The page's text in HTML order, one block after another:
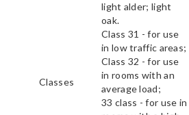
light alder; light
oak.
Classes
Class 31 - for use
in low traffic areas;
Class 32 - for use
in rooms with an
average load;
33 class - for use in